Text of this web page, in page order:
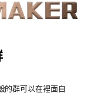
的群可以在裡面自